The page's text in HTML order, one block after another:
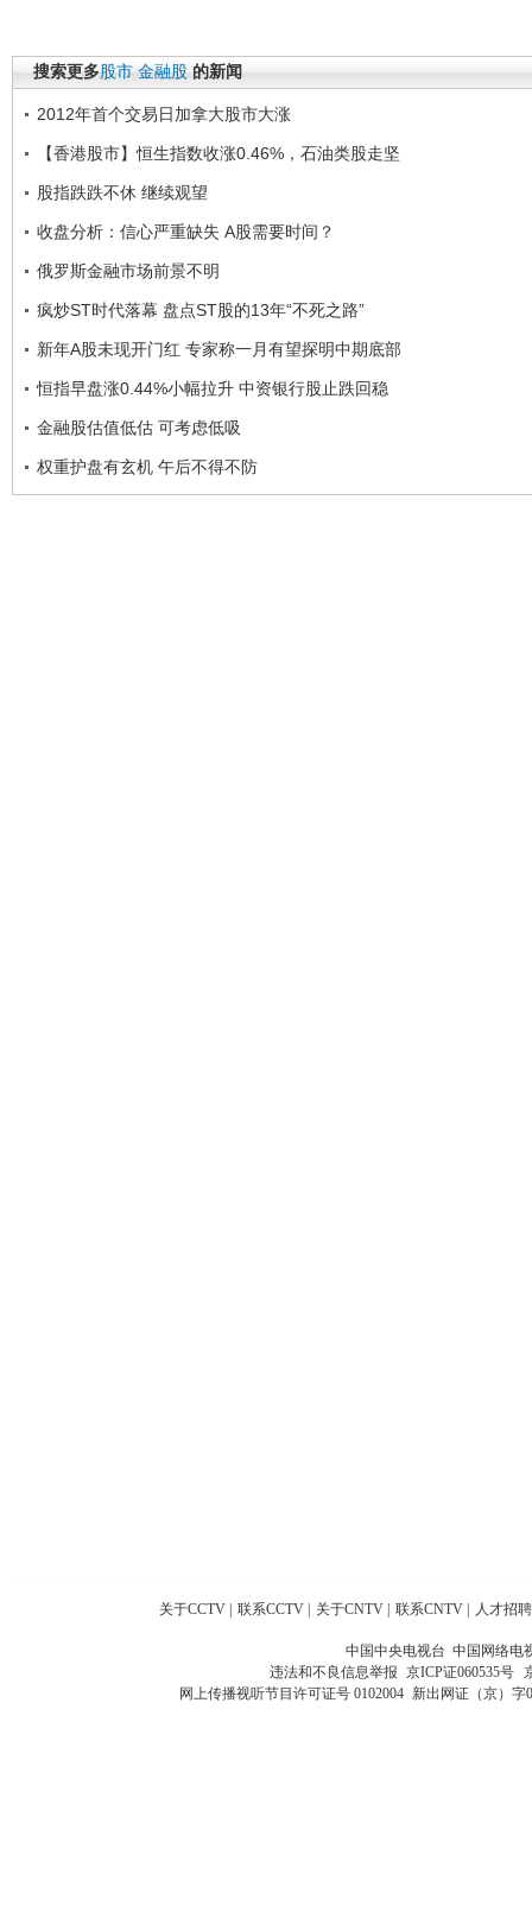
搜索更多股市 金融股 的新闻
2012年首个交易日加拿大股市大涨
【香港股市】恒生指数收涨0.46%，石油类股走坚
股指跌跌不休 继续观望
收盘分析：信心严重缺失 A股需要时间？
俄罗斯金融市场前景不明
疯炒ST时代落幕 盘点ST股的13年“不死之路”
新年A股未现开门红 专家称一月有望探明中期底部
恒指早盘涨0.44%小幅拉升 中资银行股止跌回稳
金融股估值低估 可考虑低吸
权重护盘有玄机 午后不得不防
关于CCTV 联系CCTV 关于CNTV 联系CNTV 人才招聘
中国中央电视台 中国网络电
违法和不良信息举报 京ICP证060535号
网上传播视听节目许可证号 0102004 新出网证（京）